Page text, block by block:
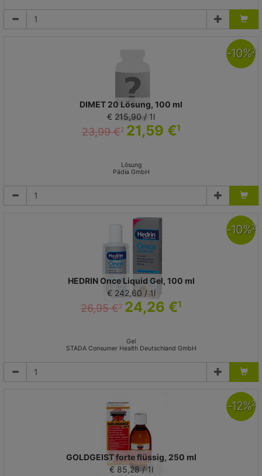
DIMET 20 Lösung, 100 ml
€ 215,90 / 1l
23,99 €2 21,59 €1
Lösung
Pädia GmbH
-10%2
HEDRIN Once Liquid Gel, 100 ml
€ 242,60 / 1l
26,95 €2 24,26 €1
Gel
STADA Consumer Health Deutschland GmbH
-10%2
GOLDGEIST forte flüssig, 250 ml
€ 85,28 / 1l
-12%2